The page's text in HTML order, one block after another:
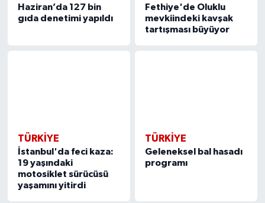
Haziran’da 127 bin
gıda denetimi yapıldı
Fethiye'de Oluklu
mevkiindeki kavşak
tartışması büyüyor
TÜRKIYE
İstanbul'da feci kaza:
19 yaşındaki
motosiklet sürücüsü
yaşamını yitirdi
TÜRKIYE
Geleneksel bal hasadı
programı